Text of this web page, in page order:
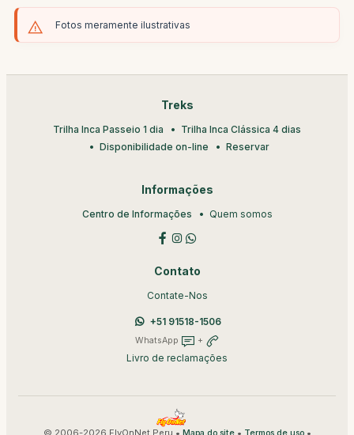
Fotos meramente ilustrativas
Treks
Trilha Inca Passeio 1 dia
Trilha Inca Clássica 4 dias
Disponibilidade on-line
Reservar
Informações
Centro de Informações Quem somos
Contato
Contate-Nos
+51 91518-1506
WhatsApp +
Livro de reclamações
© 2006-2026 FlyOnNet Peru • • •